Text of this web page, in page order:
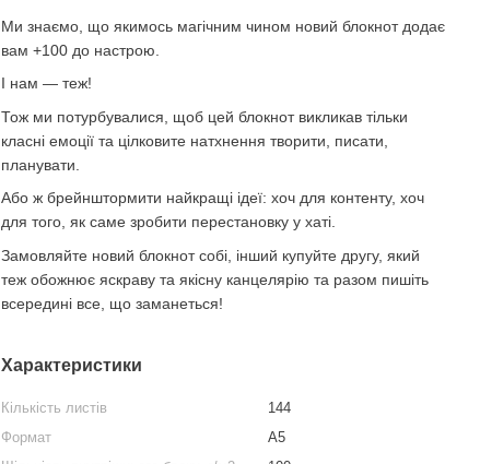
Ми знаємо, що якимось магічним чином новий блокнот додає
вам +100 до настрою.
І нам — теж!
Тож ми потурбувалися, щоб цей блокнот викликав тільки
класні емоції та цілковите натхнення творити, писати,
планувати.
Або ж брейнштормити найкращі ідеї: хоч для контенту, хоч
для того, як саме зробити перестановку у хаті.
Замовляйте новий блокнот собі, інший купуйте другу, який
теж обожнює яскраву та якісну канцелярію та разом пишіть
всередині все, що заманеться!
Характеристики
Кількість листів
144
Формат
А5